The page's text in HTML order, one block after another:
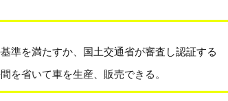
準を満たすか、国土交通省が審査し認証する
を省いて車を生産、販売できる。